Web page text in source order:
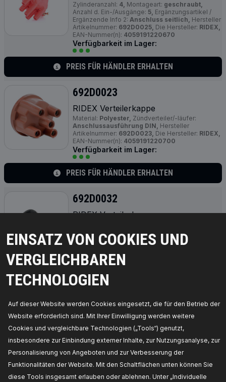
EINSATZ VON COOKIES UND
VERGLEICHBAREN
TECHNOLOGIEN
Auf dieser Website werden Cookies eingesetzt, die für den Betrieb der
Website erforderlich sind. Mit Ihrer Einwilligung werden weitere
Cookies und vergleichbare Technologien („Tools“) genutzt,
insbesondere zur Einbindung externer Inhalte, zur Nutzungsanalyse, zur
Personalisierung von Angeboten und zur Verbesserung der
Funktionalitäten der Website. Mit den Schaltflächen unten können Sie
diese Tools insgesamt erlauben oder ablehnen. Unter „Individuelle
Zylinderanzahl: 4, Montageart: geschraubt,
Anzahl d. Ein-/Ausgänge: 5, Ergänzungsartikel /
Ergänzende Info 2: Anschluss seitlich, Hersteller
Artikelnummer: 692D0025, Die Hersteller: RIDEX,
EAN-Nummer(n): 4059191220670
Verfügbarkeit im Lager:
PREIS FÜR HÄNDLER ERHALTEN
692D0023
RIDEX Verteilerkappe
Material: Polyester, Zündverteiler/-läufer:
Anschlussausführung DIN, Hersteller
Artikelnummer: 692D0023, Die Hersteller: RIDEX,
EAN-Nummer(n): 4059191220700
Verfügbarkeit im Lager:
PREIS FÜR HÄNDLER ERHALTEN
692D0032
RIDEX Verteilerkappe
(Polybutylenterephthalat),
Anzahl d.
Ein-/Ausgänge: 5, Zündverteiler/-läufer:
Anschlussausführung SAE,
Hersteller
Artikelnummer:692D0032,
EAN-Nummer(n):
692D0024
RIDEX Verteilerkappe
Montageart: geschraubt,
Ein-/Ausgänge: 5,Hersteller Artikelnummer:
692D0024, Die Hersteller: RIDEX,
EAN-
Nummer(n):4059191220724
Verfügbarkeit im Lager: